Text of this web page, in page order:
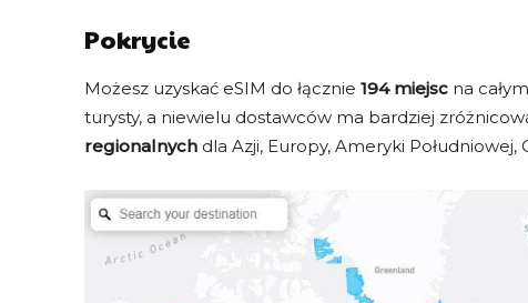
Pokrycie
Możesz uzyskać eSIM do łącznie 194 miejsc na
turysty, a niewielu dostawców ma bardziej
regionalnych dla Azji, Europy, Ameryki